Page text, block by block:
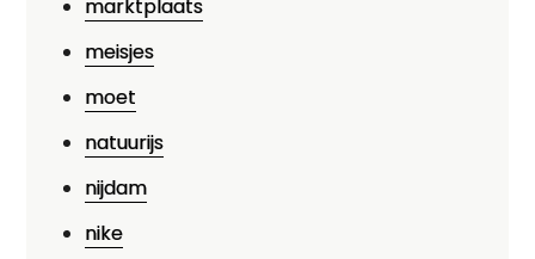
marktplaats
meisjes
moet
natuurijs
nijdam
nike